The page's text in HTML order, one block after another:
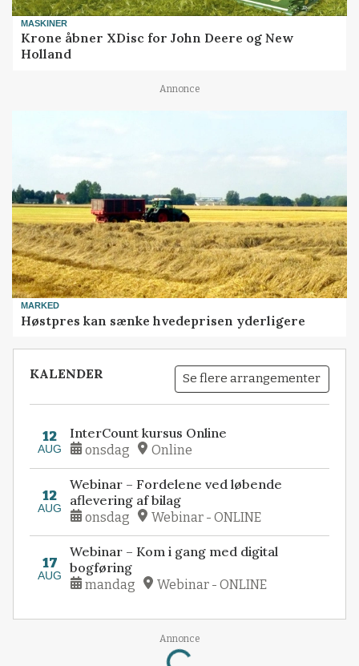
MASKINER
Krone åbner XDisc for John Deere og New
Holland
Annonce
MARKED
Høstpres kan sænke hvedeprisen yderligere
KALENDER Se flere arrangementer
12
AUG
InterCount kursus Online
onsdag Online
12
AUG
Webinar – Fordelene ved løbende
aflevering af bilag
onsdag Webinar - ONLINE
17
AUG
Webinar – Kom i gang med digital
bogføring
mandag Webinar - ONLINE
Annonce
Loading...